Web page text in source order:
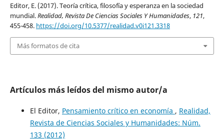
Editor, E. (2017). Teoría crítica, filosofía y esperanza en la sociedad
mundial.Realidad, Revista De Ciencias Sociales Y Humanidades, 121,
455-458. https://doi.org/10.5377/realidad.v0i121.3318
Más formatos de cita
Artículos más leídos del mismo autor/a
El Editor, Pensamiento crítico en economía , Realidad,
Revista de Ciencias Sociales y Humanidades: Núm.
133 (2012)